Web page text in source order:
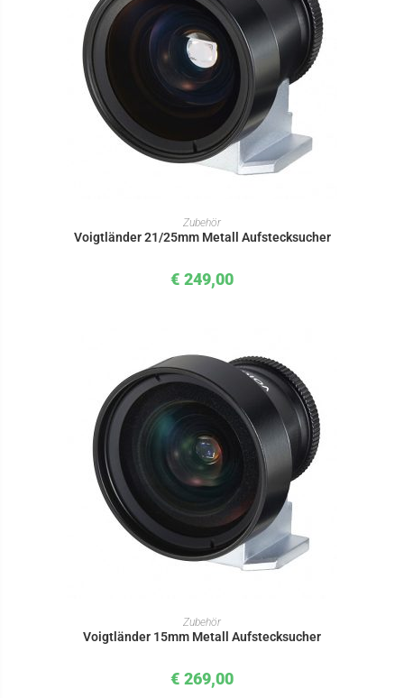
IN DEN WARENKORB
Zubehör
Voigtländer 21/25mm Metall Aufstecksucher
€ 249,00
IN DEN WARENKORB
Zubehör
Voigtländer 15mm Metall Aufstecksucher
€ 269,00